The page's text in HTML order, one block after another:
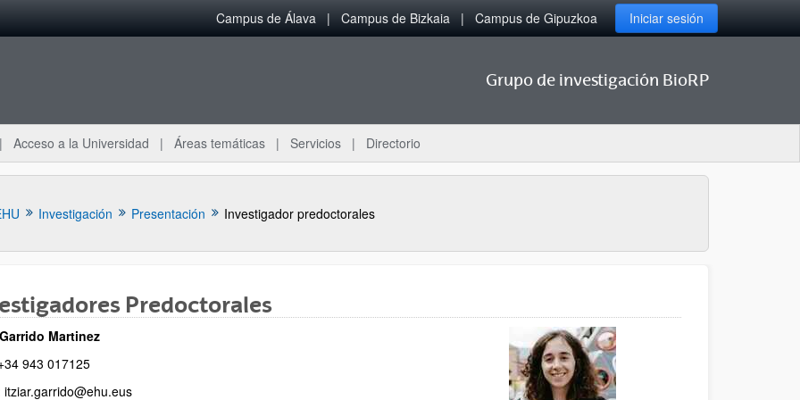
Campus de Álava Campus de Bizkaia Campus de Gipuzkoa Iniciar sesión
Grupo de investigación BioRP
Acceso a la Universidad Áreas temáticas Servicios Directorio
Investigación Presentación Investigador predoctorales
subpáginas
Predoctorales
Martinez
943 017125
itziar.garrido@ehu.eus